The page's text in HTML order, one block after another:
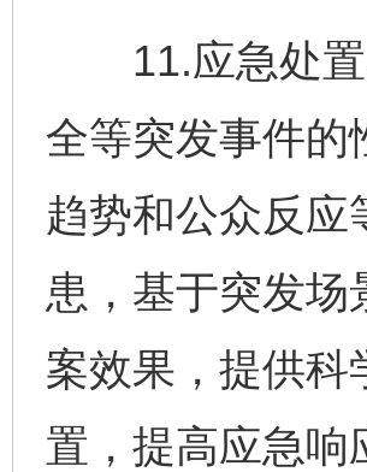
11.应急处置
全等突发事件的
趋势和公众反应
患，基于突发场
案效果，提供科
置，提高应急响